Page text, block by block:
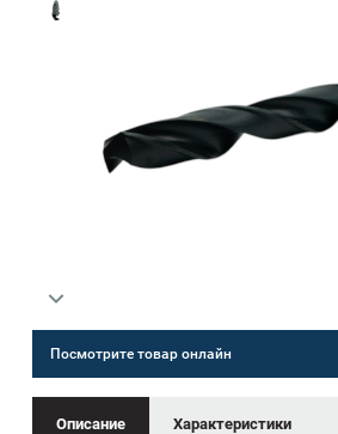
Посмотрите товар онлайн
Описание Характеристики